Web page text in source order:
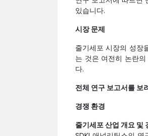
있습니다.
시장 문제
줄기세포 시장의 성장
는 것은 여전히 논란
다.
전체 연구 보고서를 보
경쟁 환경
줄기세포 산업 개요 및